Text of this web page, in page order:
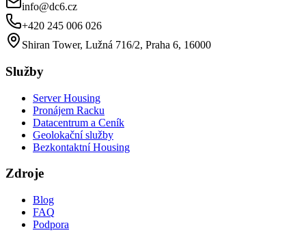
info@dc6.cz
+420 245 006 026
Shiran Tower, Lužná 716/2, Praha 6, 16000
Služby
Server Housing
Pronájem Racku
Datacentrum a Ceník
Geolokační služby
Bezkontaktní Housing
Zdroje
Blog
FAQ
Podpora